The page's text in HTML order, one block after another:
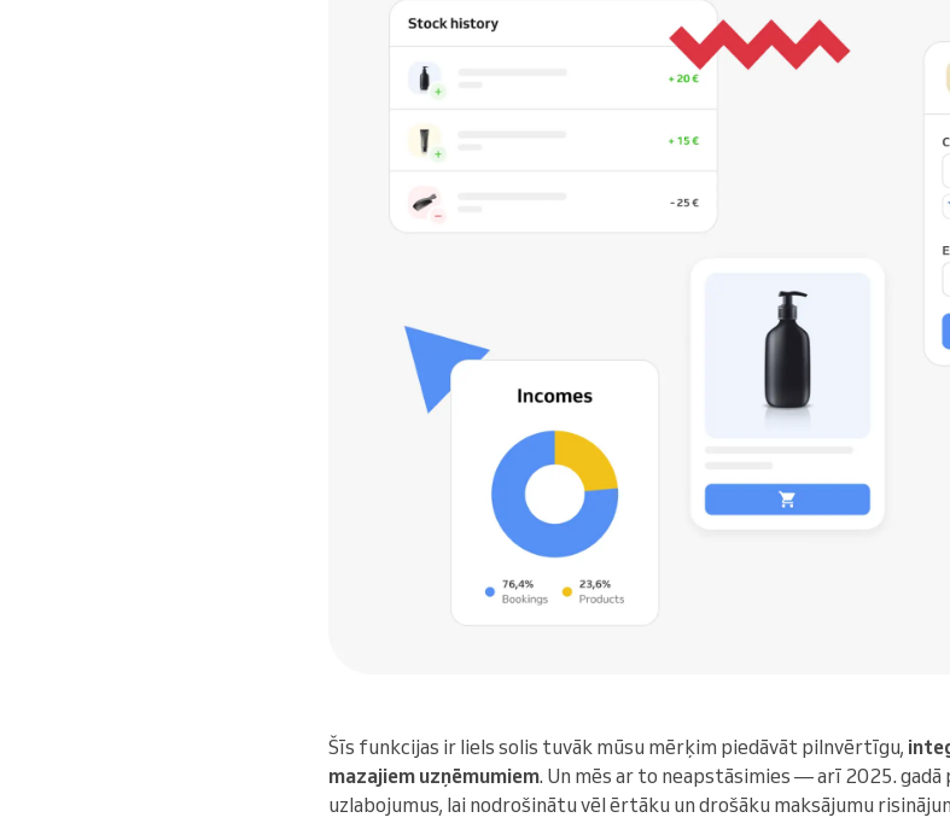
Šīs funkcijas ir liels solis tuvāk mūsu mērķim piedāvāt pilnvērtīgu,
mazajiem uzņēmumiem. Un mēs ar to neapstāsimies — arī 2025. gadā
uzlabojumus, lai nodrošinātu vēl ērtāku un drošāku maksājumu